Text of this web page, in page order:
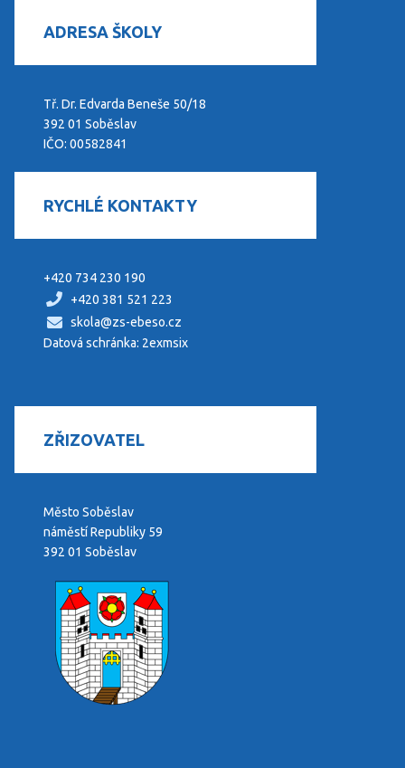
ADRESA ŠKOLY
Tř. Dr. Edvarda Beneše 50/18
392 01 Soběslav
IČO: 00582841
RYCHLÉ KONTAKTY
+420 734 230 190
+420 381 521 223
skola@zs-ebeso.cz
Datová schránka: 2exmsix
ZŘIZOVATEL
Město Soběslav
náměstí Republiky 59
392 01 Soběslav